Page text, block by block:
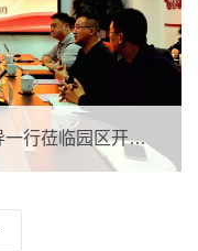
财政部机关党委组织部部长、机关团委书记岳林一行莅临青海大学科技园调研指导工作